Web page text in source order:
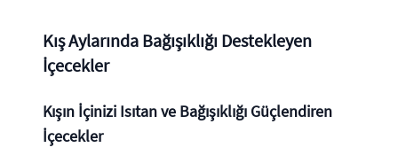
Kış Aylarında Bağışıklığı Destekleyen
İçecekler
Kışın İçinizi Isıtan ve Bağışıklığı Güçlendiren
İçecekler